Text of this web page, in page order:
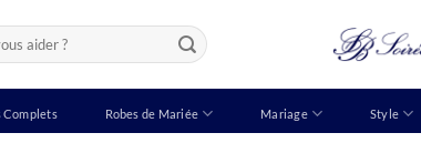
Complets Robes de Mariée Mariage Style